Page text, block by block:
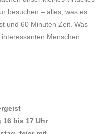
besuchen – alles, was es
und 60 Minuten Zeit. Was
Menschen.
16 bis 17 Uhr